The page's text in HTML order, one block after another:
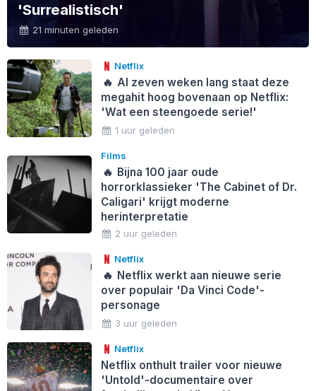
'Surrealistisch'
21 minuten geleden
Netflix
🔥 Al zeven weken lang staat deze
megahit hoog bovenaan op Netflix:
'Wat een steengoede serie!'
1 uur geleden
Films
🔥 Bijna 100 jaar oude
horrorklassieker 'The Cabinet of Dr.
Caligari' krijgt moderne
herinterpretatie
2 uur geleden
Netflix
🔥 Netflix werkt aan nieuwe serie
over populair 'Da Vinci Code'-
personage
3 uur geleden
Netflix
Netflix onthult trailer voor nieuwe
'Untold'-documentaire over